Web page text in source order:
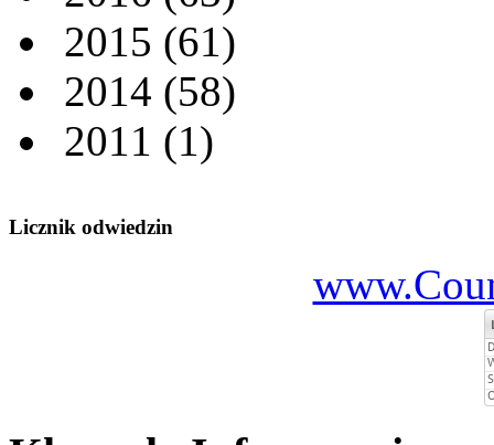
2015 (61)
2014 (58)
2011 (1)
Licznik odwiedzin